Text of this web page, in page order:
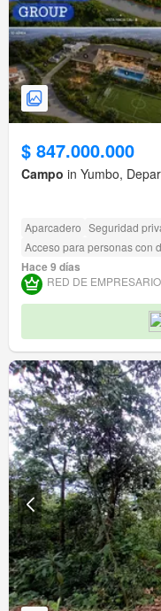
$ 847.000.000
Campo in Yumbo,
Aparcadero Seguridad
Acceso para personas con
Hace 9 días
RED DE